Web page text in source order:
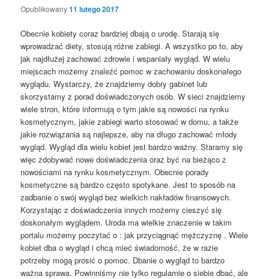
Opublikowany11 lutego 2017
Obecnie kobiety coraz bardziej dbają o urodę. Starają się
wprowadzać diety, stosują różne zabiegi. A wszystko po to, aby
jak najdłużej zachować zdrowie i wspaniały wygląd. W wielu
miejscach możemy znaleźć pomoc w zachowaniu doskonałego
wyglądu. Wystarczy, że znajdziemy dobry gabinet lub
skorzystamy z porad doświadczonych osób. W sieci znajdziemy
wiele stron, które informują o tym jakie są nowości na rynku
kosmetycznym, jakie zabiegi warto stosować w domu, a także
jakie rozwiązania są najlepsze, aby na długo zachować młody
wygląd. Wygląd dla wielu kobiet jest bardzo ważny. Staramy się
więc zdobywać nowe doświadczenia oraz być na bieżąco z
nowościami na rynku kosmetycznym. Obecnie porady
kosmetyczne są bardzo często spotykane. Jest to sposób na
zadbanie o swój wygląd bez wielkich nakładów finansowych.
Korzystając z doświadczenia innych możemy cieszyć się
doskonałym wyglądem. Uroda ma wielkie znaczenie w takim
portalu możemy poczytać o : jak przyciągnąć mężczyznę . Wiele
kobiet dba o wygląd i chcą mieć świadomość, że w razie
potrzeby mogą prosić o pomoc. Dbanie o wygląd to bardzo
ważna sprawa. Powinniśmy nie tylko regularnie o siebie dbać, ale